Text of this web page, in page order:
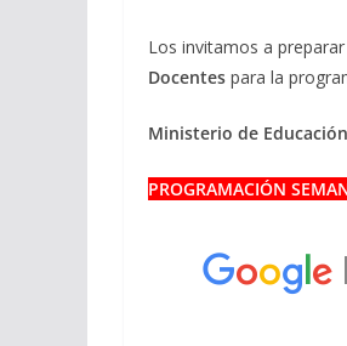
Los invitamos a
Docentes para la
Ministerio de Educación
PROGRAMACIÓN